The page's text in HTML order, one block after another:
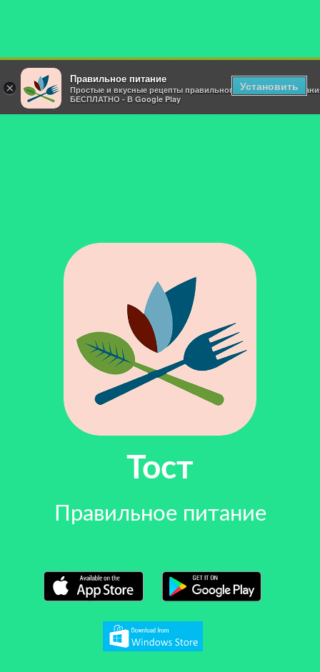
Тост
Правильное питание
×
Правильное питание
Простые и вкусные рецепты правильного и здорового
БЕСПЛАТНО - В Google Play
Установить